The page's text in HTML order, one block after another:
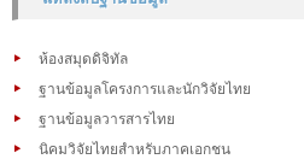
ห้องสมุดดิจิทัล
ฐานข้อมูลโครงการและนักวิจัยไทย
ฐานข้อมูลวารสารไทย
นิคมวิจัยไทยสำหรับภาคเอกชน